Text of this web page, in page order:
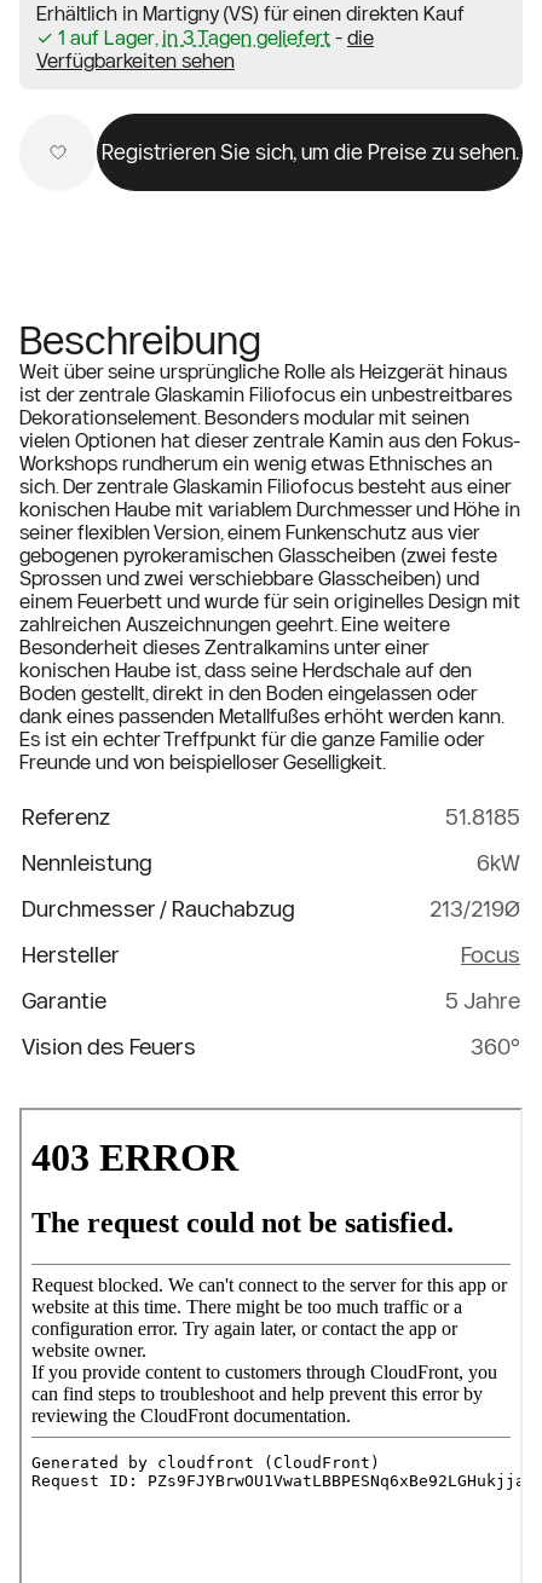
Erhältlich in Martigny (VS) für einen direkten Kauf
✓ 1 auf Lager, in 3 Tagen geliefert - die
Verfügbarkeiten sehen
Registrieren Sie sich, um die Preise zu sehen.
Beschreibung
Weit über seine ursprüngliche Rolle als Heizgerät hinaus
ist der zentrale Glaskamin Filiofocus ein unbestreitbares
Dekorationselement. Besonders modular mit seinen
vielen Optionen hat dieser zentrale Kamin aus den Fokus-
Workshops rundherum ein wenig etwas Ethnisches an
sich. Der zentrale Glaskamin Filiofocus besteht aus einer
konischen Haube mit variablem Durchmesser und Höhe in
seiner flexiblen Version, einem Funkenschutz aus vier
gebogenen pyrokeramischen Glasscheiben (zwei feste
Sprossen und zwei verschiebbare Glasscheiben) und
einem Feuerbett und wurde für sein originelles Design mit
zahlreichen Auszeichnungen geehrt. Eine weitere
Besonderheit dieses Zentralkamins unter einer
konischen Haube ist, dass seine Herdschale auf den
Boden gestellt, direkt in den Boden eingelassen oder
dank eines passenden Metallfußes erhöht werden kann.
Es ist ein echter Treffpunkt für die ganze Familie oder
Freunde und von beispielloser Geselligkeit.
Referenz
51.8185
Nennleistung
6kW
Durchmesser / Rauchabzug
213/219Ø
Hersteller
Focus
Garantie
5 Jahre
Vision des Feuers
360°